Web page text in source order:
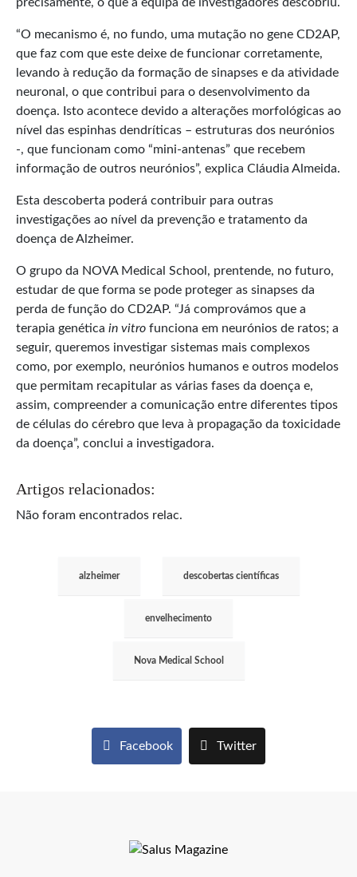
“O mecanismo é, no fundo, uma mutação no gene CD2AP,
que faz com que este deixe de funcionar corretamente,
levando à redução da formação de sinapses e da atividade
neuronal, o que contribui para o desenvolvimento da
doença. Isto acontece devido a alterações morfológicas ao
nível das espinhas dendríticas – estruturas dos neurónios
-, que funcionam como “mini-antenas” que recebem
informação de outros neurónios”, explica Cláudia Almeida.
Esta descoberta poderá contribuir para outras
investigações ao nível da prevenção e tratamento da
doença de Alzheimer.
O grupo da NOVA Medical School, prentende, no futuro,
estudar de que forma se pode proteger as sinapses da
perda de função do CD2AP. “Já comprovámos que a
terapia genética in vitro funciona em neurónios de ratos; a
seguir, queremos investigar sistemas mais complexos
como, por exemplo, neurónios humanos e outros modelos
que permitam recapitular as várias fases da doença e,
assim, compreender a comunicação entre diferentes tipos
de células do cérebro que leva à propagação da toxicidade
da doença”, conclui a investigadora.
Artigos relacionados:
Não foram encontrados relac.
alzheimer descobertas científicas
envelhecimento
Nova Medical School
Facebook Twitter